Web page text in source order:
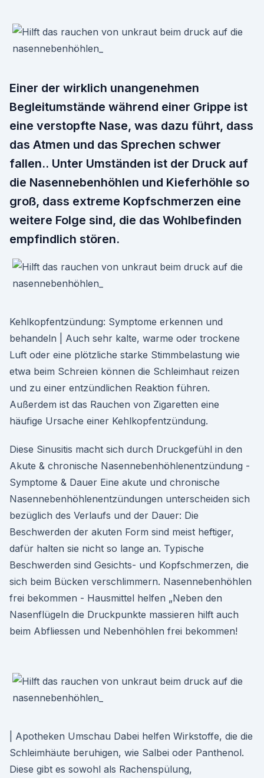
Einer der wirklich unangenehmen
Begleitumstände während einer Grippe ist
eine verstopfte Nase, was dazu führt, dass
das Atmen und das Sprechen schwer
fallen.. Unter Umständen ist der Druck auf
die Nasennebenhöhlen und Kieferhöhle so
groß, dass extreme Kopfschmerzen eine
weitere Folge sind, die das Wohlbefinden
empfindlich stören.
Kehlkopfentzündung: Symptome erkennen und
behandeln | Auch sehr kalte, warme oder trockene
Luft oder eine plötzliche starke Stimmbelastung wie
etwa beim Schreien können die Schleimhaut reizen
und zu einer entzündlichen Reaktion führen.
Außerdem ist das Rauchen von Zigaretten eine
häufige Ursache einer Kehlkopfentzündung.
Diese Sinusitis macht sich durch Druckgefühl in den
Akute & chronische Nasennebenhöhlenentzündung -
Symptome & Dauer Eine akute und chronische
Nasennebenhöhlen­entzündungen unterscheiden sich
bezüglich des Verlaufs und der Dauer: Die
Beschwerden der akuten Form sind meist heftiger,
dafür halten sie nicht so lange an. Typische
Beschwerden sind Gesichts- und Kopfschmerzen, die
sich beim Bücken verschlimmern. Nasennebenhöhlen
frei bekommen - Hausmittel helfen „Neben den
Nasenflügeln die Druckpunkte massieren hilft auch
beim Abfliessen und Nebenhöhlen frei bekommen!
| Apotheken Umschau Dabei helfen Wirkstoffe, die die
Schleimhäute beruhigen, wie Salbei oder Panthenol.
Diese gibt es sowohl als Rachenspülung,